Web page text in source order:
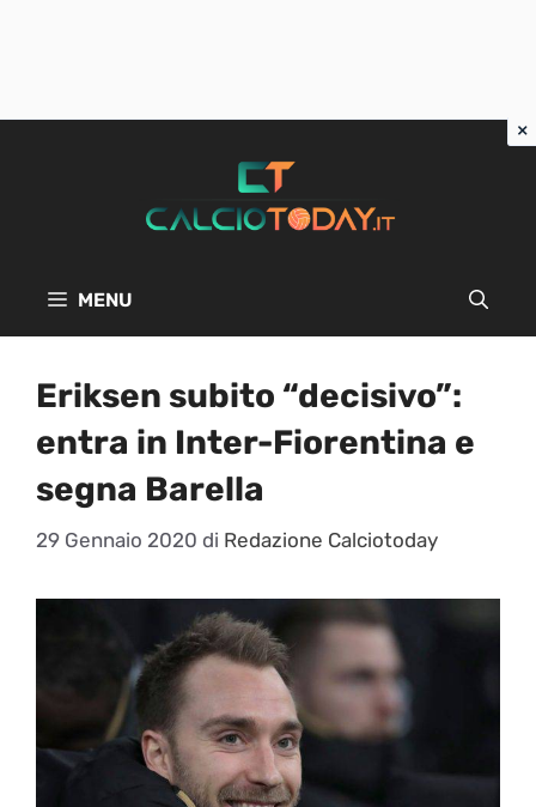
MENU
Eriksen subito “decisivo”:
entra in Inter-Fiorentina e
segna Barella
29 Gennaio 2020 di Redazione Calciotoday